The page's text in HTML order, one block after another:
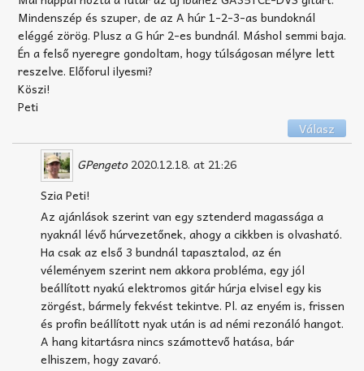
Mindenszép és szuper, de az A húr 1-2-3-as bundoknál
eléggé zörög. Plusz a G húr 2-es bundnál. Máshol semmi baja.
Én a felső nyeregre gondoltam, hogy túlságosan mélyre lett
reszelve. Előforul ilyesmi?
Köszi!
Peti
Válasz
GPengeto 2020.12.18. at 21:26
Szia Peti!
Az ajánlások szerint van egy sztenderd magassága a
nyaknál lévő húrvezetőnek, ahogy a cikkben is olvasható.
Ha csak az első 3 bundnál tapasztalod, az én
véleményem szerint nem akkora probléma, egy jól
beállított nyakú elektromos gitár húrja elvisel egy kis
zörgést, bármely fekvést tekintve. Pl. az enyém is, frissen
és profin beállított nyak után is ad némi rezonáló hangot.
A hang kitartásra nincs számottevő hatása, bár
elhiszem, hogy zavaró.